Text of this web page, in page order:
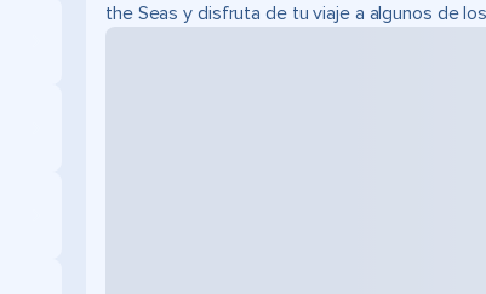
the Seas y disfruta de tu viaje a algunos de